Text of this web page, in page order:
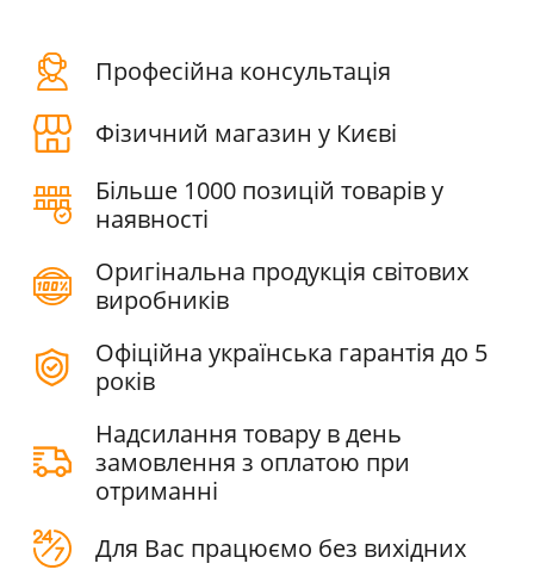
Професійна консультація
Фізичний магазин у Києві
Більше 1000 позицій товарів у
наявності
Оригінальна продукція світових
виробників
Офіційна українська гарантія до 5
років
Надсилання товару в день
замовлення з оплатою при
отриманні
Для Вас працюємо без вихідних